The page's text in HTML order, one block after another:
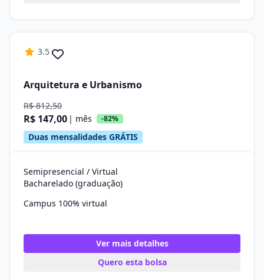
3.5
Arquitetura e Urbanismo
R$ 812,50
R$ 147,00 | mês -82%
Duas mensalidades GRÁTIS
Semipresencial / Virtual
Bacharelado (graduação)
Campus 100% virtual
Ver mais detalhes
Quero esta bolsa